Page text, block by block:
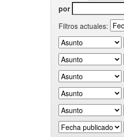
por
Filtros actuales: